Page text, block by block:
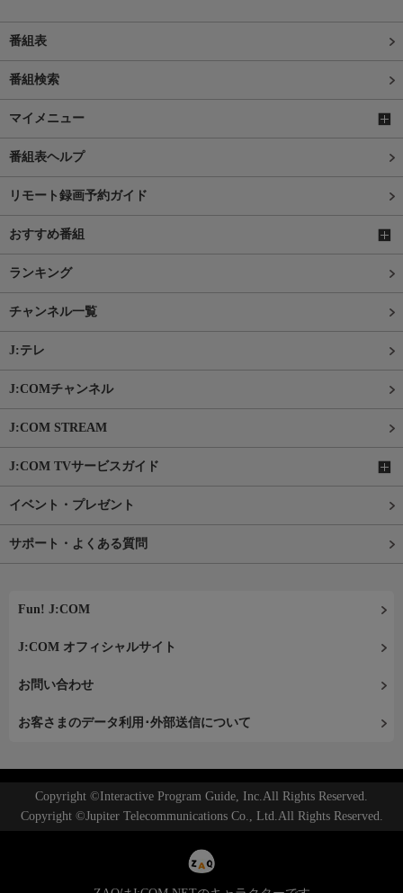
番組表
番組検索
マイメニュー
番組表ヘルプ
リモート録画予約ガイド
おすすめ番組
ランキング
チャンネル一覧
J:テレ
J:COMチャンネル
J:COM STREAM
J:COM TVサービスガイド
イベント・プレゼント
サポート・よくある質問
Fun! J:COM
J:COM オフィシャルサイト
お問い合わせ
お客さまのデータ利用･外部送信について
Copyright ©Interactive Program Guide, Inc.All Rights Reserved.
Copyright ©Jupiter Telecommunications Co., Ltd.All Rights Reserved.